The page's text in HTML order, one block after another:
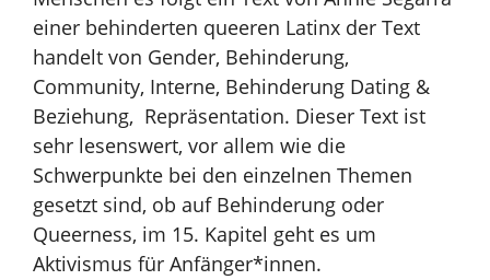
einer behinderten queeren Latinx der Text
handelt von Gender, Behinderung,
Community, Interne, Behinderung Dating &
Beziehung, Repräsentation. Dieser Text ist
sehr lesenswert, vor allem wie die
Schwerpunkte bei den einzelnen Themen
gesetzt sind, ob auf Behinderung oder
Queerness, im 15. Kapitel geht es um
Aktivismus für Anfänger*innen.